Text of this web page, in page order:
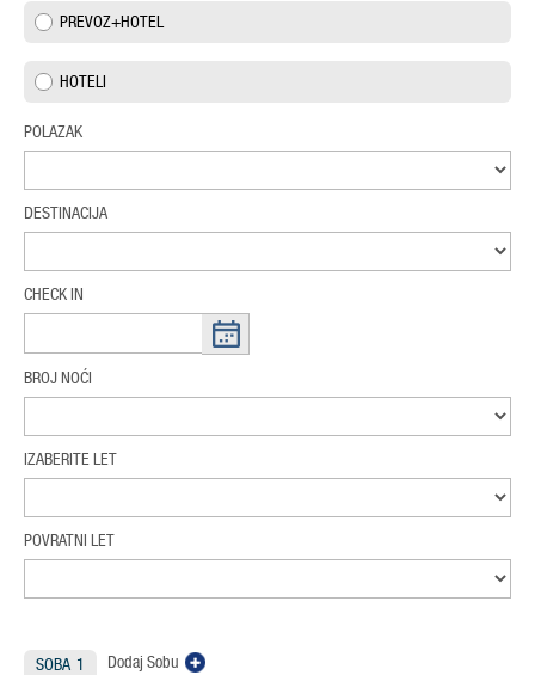
PREVOZ+HOTEL
HOTELI
POLAZAK
DESTINACIJA
CHECK IN
BROJ NOĆI
IZABERITE LET
POVRATNI LET
SOBA 1 Dodaj Sobu